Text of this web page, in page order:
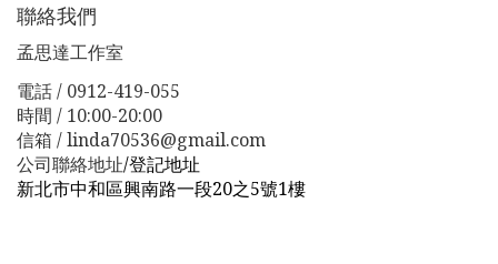
聯絡我們
孟思達工作室
電話 / 0912-419-055
時間 / 10:00-20:00
信箱 / linda70536@gmail.com
公司聯絡地址/登記地址
新北市中和區興南路一段20之5號1樓